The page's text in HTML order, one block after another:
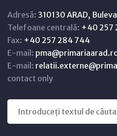
Adresă: 310130 ARAD,
Telefoane centrală: +40 257
Fax: +40 257 284 744
E-mail:
E-mail:
contact only